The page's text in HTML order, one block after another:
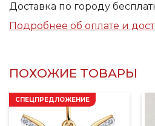
Доставка по городу
Подробнее об оплате и
ПОХОЖИЕ ТОВАРЫ
СПЕЦПРЕДЛОЖЕНИЕ